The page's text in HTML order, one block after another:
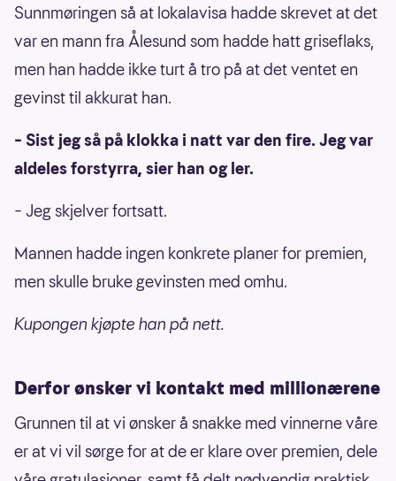
Sunnmøringen så at lokalavisa hadde skrevet at det
var en mann fra Ålesund som hadde hatt griseflaks,
men han hadde ikke turt å tro på at det ventet en
gevinst til akkurat han.
– Sist jeg så på klokka i natt var den fire. Jeg var
aldeles forstyrra, sier han og ler.
– Jeg skjelver fortsatt.
Mannen hadde ingen konkrete planer for premien,
men skulle bruke gevinsten med omhu.
Kupongen kjøpte han på nett.
Derfor ønsker vi kontakt med millionærene
Grunnen til at vi ønsker å snakke med vinnerne våre
er at vi vil sørge for at de er klare over premien, dele